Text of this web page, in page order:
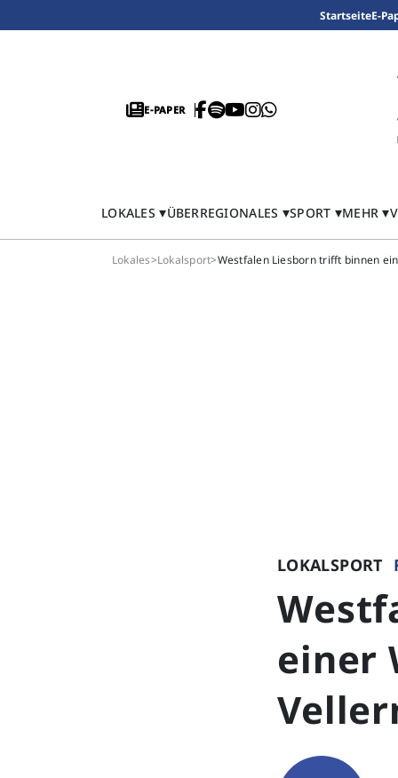
StartseiteE-
E-PAPER
LOKALES ÜBERREGIONALES SPORT MEHR
Lokales>Lokalsport>Westfalen Liesborn trifft binnen
LOKALSPORT
einer